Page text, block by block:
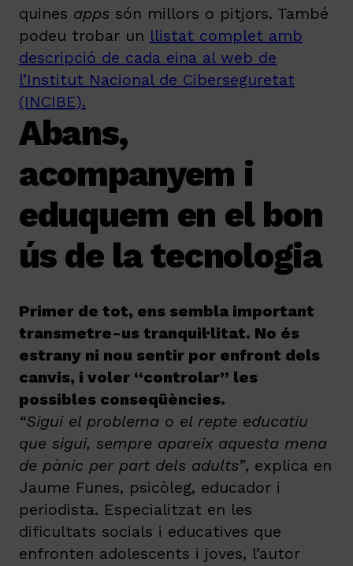
quines apps són millors o pitjors. També
podeu trobar un llistat complet amb
descripció de cada eina al web de
l’Institut Nacional de Ciberseguretat
(INCIBE).
Abans,
acompanyem i
eduquem en el bon
ús de la tecnologia
Primer de tot, ens sembla important
transmetre-us tranquil·litat. No és
estrany ni nou sentir por enfront dels
canvis, i voler “controlar” les
possibles conseqüències.
“Sigui el problema o el repte educatiu
que sigui, sempre apareix aquesta mena
de pànic per part dels adults”, explica en
Jaume Funes, psicòleg, educador i
periodista. Especialitzat en les
dificultats socials i educatives que
enfronten adolescents i joves, l’autor